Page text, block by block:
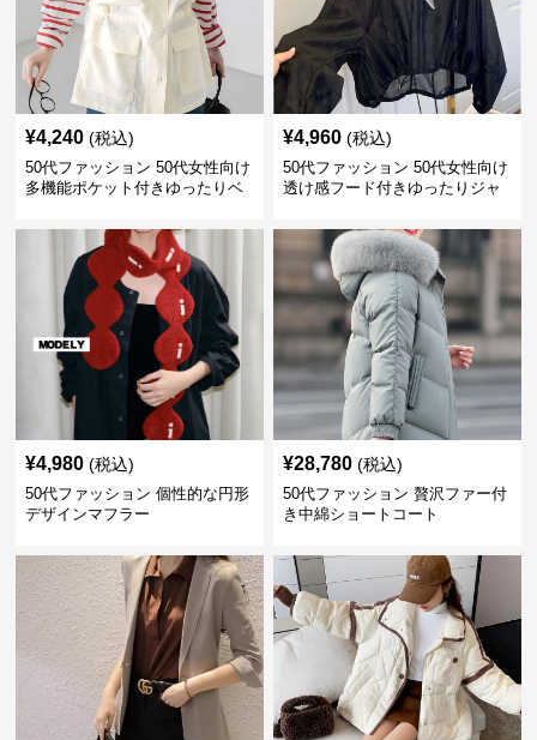
¥4,240 (税込)
50代ファッション 50代女性向け
多機能ポケット付きゆったりベ
¥4,960 (税込)
50代ファッション 50代女性向け
透け感フード付きゆったりジャ
¥4,980 (税込)
50代ファッション 個性的な円形
デザインマフラー
¥28,780 (税込)
50代ファッション 贅沢ファー付
き中綿ショートコート